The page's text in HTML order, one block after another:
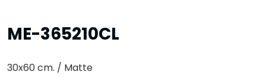
ME-365210CL
30x60 cm. / Matte